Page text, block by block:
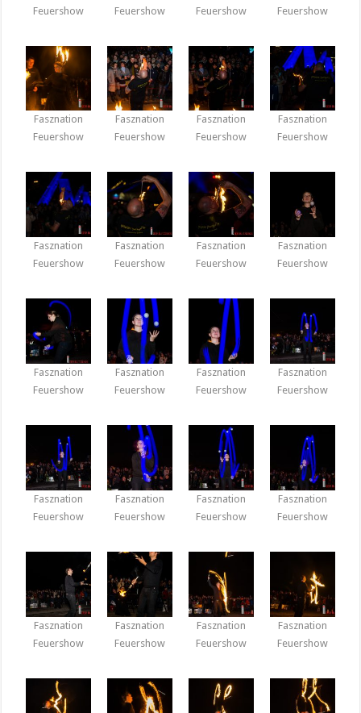
Feuershow
Feuershow
Feuershow
Feuershow
Fasznation
Feuershow
Fasznation
Feuershow
Fasznation
Feuershow
Fasznation
Feuershow
Fasznation
Feuershow
Fasznation
Feuershow
Fasznation
Feuershow
Fasznation
Feuershow
Fasznation
Feuershow
Fasznation
Feuershow
Fasznation
Feuershow
Fasznation
Feuershow
Fasznation
Feuershow
Fasznation
Feuershow
Fasznation
Feuershow
Fasznation
Feuershow
Fasznation
Feuershow
Fasznation
Feuershow
Fasznation
Feuershow
Fasznation
Feuershow